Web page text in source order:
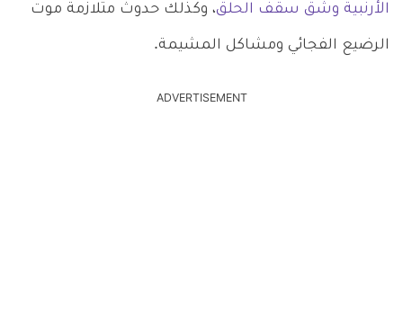
الأرنبية وشق سقف الحلق، وكذلك حدوث متلازمة موت
الرضيع الفجائي ومشاكل المشيمة.
ADVERTISEMENT